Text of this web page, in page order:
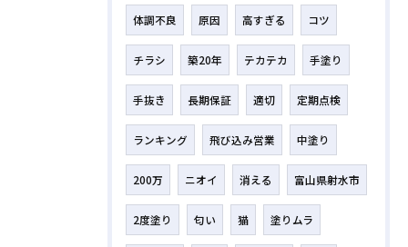
体調不良 原因 高すぎる コツ
チラシ 築20年 テカテカ 手塗り
手抜き 長期保証 適切 定期点検
ランキング 飛び込み営業 中塗り
200万 ニオイ 消える 富山県射水市
2度塗り 匂い 猫 塗りムラ